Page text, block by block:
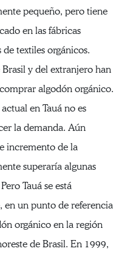
pequeño, pero tiene
en las fábricas
textiles orgánicos.
y del extranjero han
algodón orgánico.
en Tauá no es
la demanda. Aún
incremento de la
superaría algunas
Tauá se está
un punto de referencia
orgánico en la región
de Brasil. En 1999,